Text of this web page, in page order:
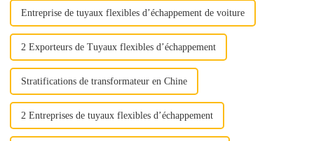
Entreprise de tuyaux flexibles d’échappement de voiture
2 Exporteurs de Tuyaux flexibles d’échappement
Stratifications de transformateur en Chine
2 Entreprises de tuyaux flexibles d’échappement